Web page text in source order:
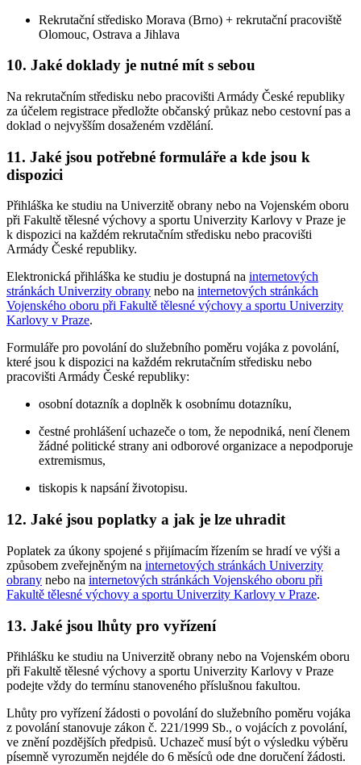
Rekrutační středisko Morava (Brno) + rekrutační pracoviště
Olomouc, Ostrava a Jihlava
10. Jaké doklady je nutné mít s sebou
Na rekrutačním středisku nebo pracovišti Armády České republiky
za účelem registrace předložte občanský průkaz nebo cestovní pas a
doklad o nejvyšším dosaženém vzdělání.
11. Jaké jsou potřebné formuláře a kde jsou k
dispozici
Přihláška ke studiu na Univerzitě obrany nebo na Vojenském oboru
při Fakultě tělesné výchovy a sportu Univerzity Karlovy v Praze je
k dispozici na každém rekrutačním středisku nebo pracovišti
Armády České republiky.
Elektronická přihláška ke studiu je dostupná na internetových
stránkách Univerzity obrany nebo na internetových stránkách
Vojenského oboru při Fakultě tělesné výchovy a sportu Univerzity
Karlovy v Praze.
Formuláře pro povolání do služebního poměru vojáka z povolání,
které jsou k dispozici na každém rekrutačním středisku nebo
pracovišti Armády České republiky:
osobní dotazník a doplněk k osobnímu dotazníku,
čestné prohlášení uchazeče o tom, že nepodniká, není členem
žádné politické strany ani odborové organizace a nepodporuje
extremismus,
tiskopis k napsání životopisu.
12. Jaké jsou poplatky a jak je lze uhradit
Poplatek za úkony spojené s přijímacím řízením se hradí ve výši a
způsobem zveřejněným na internetových stránkách Univerzity
obrany nebo na internetových stránkách Vojenského oboru při
Fakultě tělesné výchovy a sportu Univerzity Karlovy v Praze.
13. Jaké jsou lhůty pro vyřízení
Přihlášku ke studiu na Univerzitě obrany nebo na Vojenském oboru
při Fakultě tělesné výchovy a sportu Univerzity Karlovy v Praze
podejte vždy do termínu stanoveného příslušnou fakultou.
Lhůty pro vyřízení žádosti o povolání do služebního poměru vojáka
z povolání stanovuje zákon č. 221/1999 Sb., o vojácích z povolání,
ve znění pozdějších předpisů. Uchazeč musí být o výsledku výběru
písemně vyrozuměn nejdéle do 6 měsíců ode dne doručení žádosti.